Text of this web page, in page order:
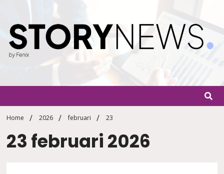
Home 2026 februari 23
23 februari 2026